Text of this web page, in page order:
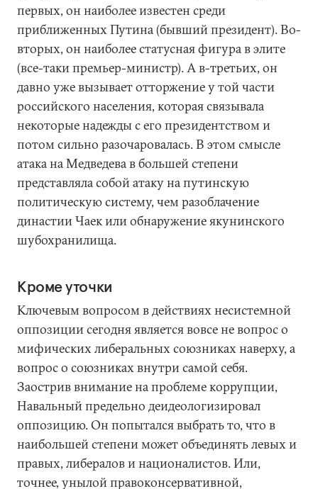
первых, он наиболее известен среди
приближенных Путина (бывший президент). Во-
вторых, он наиболее статусная фигура в элите
(все-таки премьер-министр). А в-третьих, он
давно уже вызывает отторжение у той части
российского населения, которая связывала
некоторые надежды с его президентством и
потом сильно разочаровалась. В этом смысле
атака на Медведева в большей степени
представляла собой атаку на путинскую
политическую систему, чем разоблачение
династии Чаек или обнаружение якунинского
шубохранилища.
Кроме уточки
Ключевым вопросом в действиях несистемной
оппозиции сегодня является вовсе не вопрос о
мифических либеральных союзниках наверху, а
вопрос о союзниках внутри самой себя.
Заострив внимание на проблеме коррупции,
Навальный предельно деидеологизировал
оппозицию. Он попытался выбрать то, что в
наибольшей степени может объединять левых и
правых, либералов и националистов. Или,
точнее, унылой правоконсервативной,